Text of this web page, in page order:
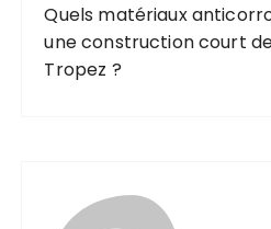
Quels matériaux
une construction court
Tropez ?